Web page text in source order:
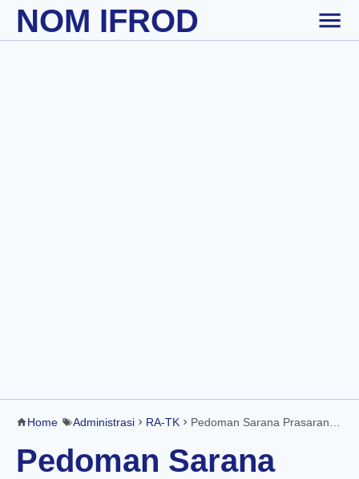
Skip to main content
NOM IFROD
Home Administrasi RA-TK Pedoman Sarana Prasarana PAUD
Pedoman Sarana